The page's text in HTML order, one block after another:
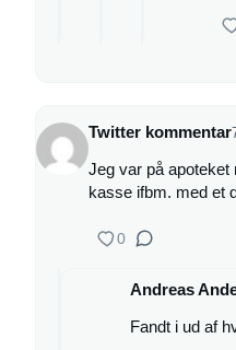
Twitter kommentar
Jeg var på apoteket
kasse ifbm. med et
0
Andreas
Fandt i ud af